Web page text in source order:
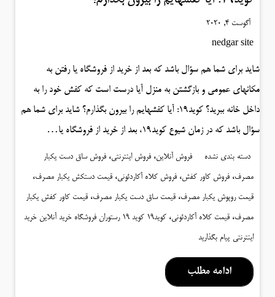
آگوست 4, 2020
nedgar site
شاید برای شما هم سؤال باشد که بعد از خرید از فروشگاه یا رفتن به
مکانهای عمومی و بازگشتن به منزل آیا درست است که کفش خود را به
داخل خانه ببرید؟ کوید۱۹: آیا کفشهایم را بیرون بگذارم؟ شاید برای شما هم
سؤال باشد که در زمان شیوع کوید۱۹، بعد از خرید از فروشگاه یا…
دسته بندی نشده فروش آنلاین، فروش اینترنتی، فروش ساق دست یکبار
مصرف، فروش کاور کفش، فروش کلاه آکاردئونی، قیمت دستکش یکبار مصرف،
قیمت روپوش یکبار مصرف، قیمت ساق دست یکبار مصرف، قیمت کاور کفش یکبار
مصرف، قیمت کلاه آکاردئونی، کوید19 کوید 19 رستوران فروشگاه خرید آنلاین خرید
اینترنتی پیام بگذارید
ادامه مطلب